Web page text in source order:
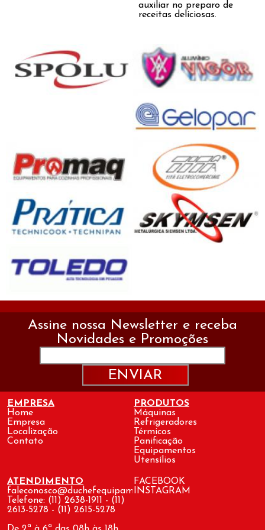
auxiliar no preparo de
receitas deliciosas.
Assine nossa Newsletter e receba
Novidades e Promoções
ENVIAR
EMPRESA
Home
Empresa
Localização
Contato
PRODUTOS
Máquinas
Refrigeradores
Térmicos
Panificação
Equipamentos
Utensílios
ATENDIMENTO
faleconosco@duchefequipamentos.com.br
Telefone: (11) 2638-1911 - (11)
2613-5278 - (11) 2615-5278
FACEBOOK
INSTAGRAM